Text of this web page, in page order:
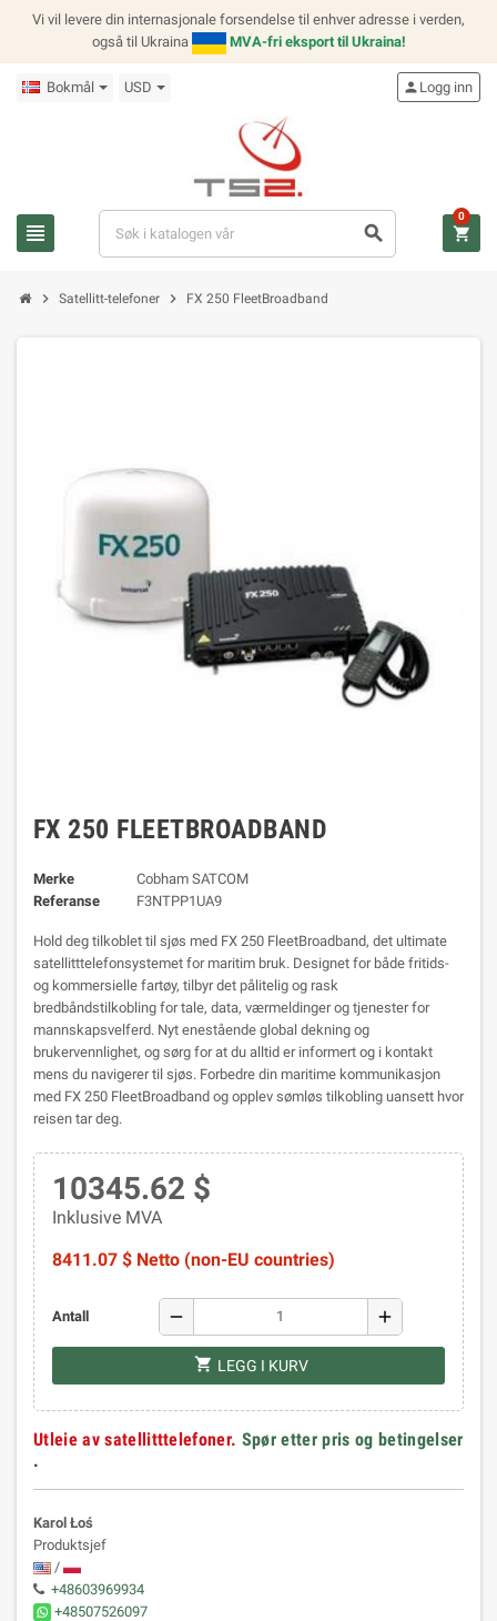
Vi vil levere din internasjonale forsendelse til enhver adresse i verden,
også til Ukraina
MVA-fri eksport til Ukraina!
Bokmål USD
view_headline search
person Logg inn
shopping_cart
0
chevron_right Satellitt-telefoner chevron_right FX 250 FleetBroadband
FX 250 FLEETBROADBAND
Merke
Cobham SATCOM
Referanse
F3NTPP1UA9
Hold deg tilkoblet til sjøs med FX 250 FleetBroadband, det ultimate
satellitttelefonsystemet for maritim bruk. Designet for både fritids-
og kommersielle fartøy, tilbyr det pålitelig og rask
bredbåndstilkobling for tale, data, værmeldinger og tjenester for
mannskapsvelferd. Nyt enestående global dekning og
brukervennlighet, og sørg for at du alltid er informert og i kontakt
mens du navigerer til sjøs. Forbedre din maritime kommunikasjon
med FX 250 FleetBroadband og opplev sømløs tilkobling uansett hvor
reisen tar deg.
10345.62 $
Inklusive MVA
8411.07 $ Netto (non-EU countries)
Antall remove add
shopping_cart LEGG I KURV
Utleie av satellitttelefoner. Spør etter pris og betingelser
.
Karol Łoś
Produktsjef
/
+48603969934
+48507526097